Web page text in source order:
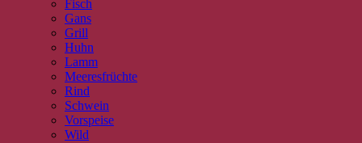
Fisch
Gans
Grill
Huhn
Lamm
Meeresfrüchte
Rind
Schwein
Vorspeise
Wild